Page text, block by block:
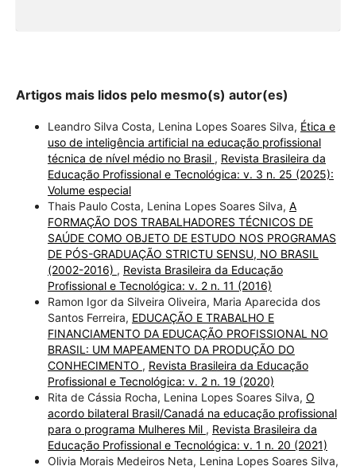
Artigos mais lidos pelo mesmo(s) autor(es)
Leandro Silva Costa, Lenina Lopes Soares Silva, Ética e
uso de inteligência artificial na educação profissional
técnica de nível médio no Brasil , Revista Brasileira da
Educação Profissional e Tecnológica: v. 3 n. 25 (2025):
Volume especial
Thais Paulo Costa, Lenina Lopes Soares Silva, A
FORMAÇÃO DOS TRABALHADORES TÉCNICOS DE
SAÚDE COMO OBJETO DE ESTUDO NOS PROGRAMAS
DE PÓS-GRADUAÇÃO STRICTU SENSU, NO BRASIL
(2002-2016) , Revista Brasileira da Educação
Profissional e Tecnológica: v. 2 n. 11 (2016)
Ramon Igor da Silveira Oliveira, Maria Aparecida dos
Santos Ferreira, EDUCAÇÃO E TRABALHO E
FINANCIAMENTO DA EDUCAÇÃO PROFISSIONAL NO
BRASIL: UM MAPEAMENTO DA PRODUÇÃO DO
CONHECIMENTO , Revista Brasileira da Educação
Profissional e Tecnológica: v. 2 n. 19 (2020)
Rita de Cássia Rocha, Lenina Lopes Soares Silva, O
acordo bilateral Brasil/Canadá na educação profissional
para o programa Mulheres Mil , Revista Brasileira da
Educação Profissional e Tecnológica: v. 1 n. 20 (2021)
Olivia Morais Medeiros Neta, Lenina Lopes Soares Silva,